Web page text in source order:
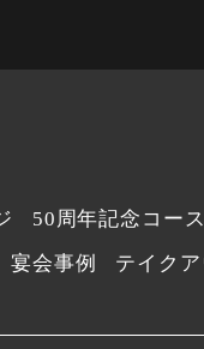
50周年記念コース
宴会事例 テイクア